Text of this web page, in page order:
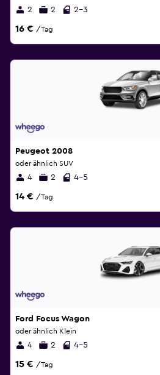
2 2 2-3
16 € /Tag
Peugeot 2008
oder ähnlich SUV
4 2 4-5
14 € /Tag
Ford Focus Wagon
oder ähnlich Klein
4 2 4-5
15 € /Tag